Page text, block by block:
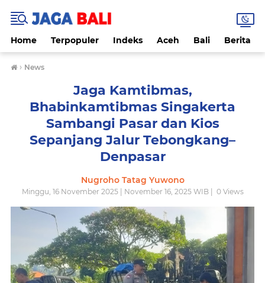
Home Terpopuler Indeks Aceh Bali Berita
› News
Jaga Kamtibmas,
Bhabinkamtibmas Singakerta
Sambangi Pasar dan Kios
Sepanjang Jalur Tebongkang–
Denpasar
Nugroho Tatag Yuwono
Minggu, 16 November 2025 | November 16, 2025 WIB | 0Views